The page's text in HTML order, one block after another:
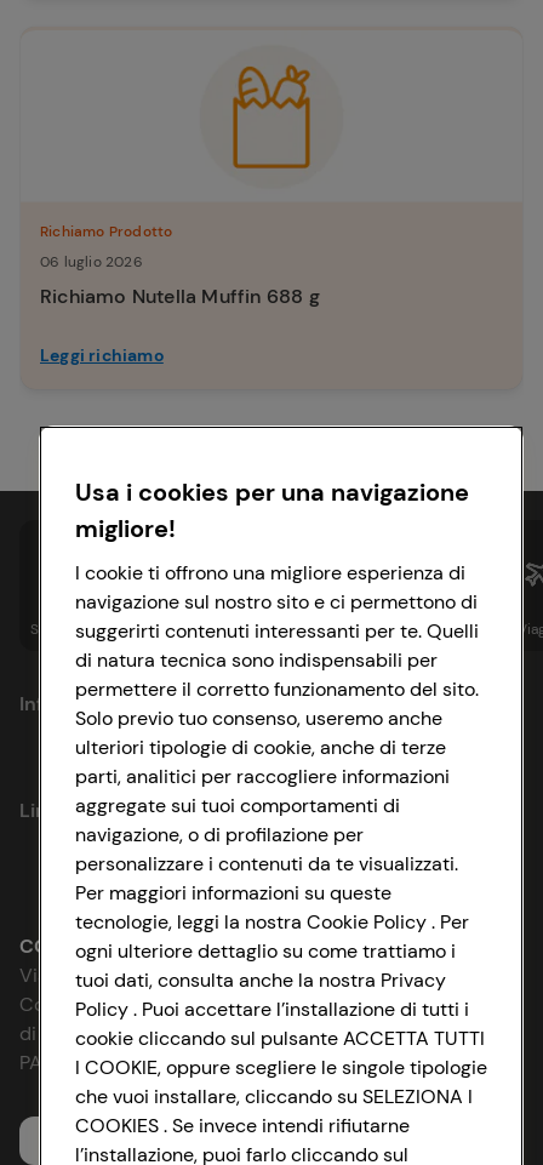
Richiamo Prodotto
06 luglio 2026
Richiamo Nutella Muffin 688 g
Leggi richiamo
Spesa online Assicurazioni Sapori& Istituzionale
Informazioni
Privacy Policy
Cookie Policy
Impostazioni Cookie
Accessibilità
D&I e Parità di Genere
Strategia Fiscale
Link utili
Lavora con noi
Le cooperative
News & Approfondimenti
Richiami prodotto
Whistleblowing
CONAD SOCIETÀ COOPERATIVA
Via Michelino, 59 | 40127 BOLOGNA
Codice Fiscale e Registro Imprese
di Bologna 00865960157
PARTITA IVA 03320960374
Usa i cookies per una navigazione
migliore!
I cookie ti offrono una migliore esperienza di
navigazione sul nostro sito e ci permettono di
suggerirti contenuti interessanti per te. Quelli
di natura tecnica sono indispensabili per
permettere il corretto funzionamento del sito.
Solo previo tuo consenso, useremo anche
ulteriori tipologie di cookie, anche di terze
parti, analitici per raccogliere informazioni
aggregate sui tuoi comportamenti di
navigazione, o di profilazione per
personalizzare i contenuti da te visualizzati.
Per maggiori informazioni su queste
tecnologie, leggi la nostra Cookie Policy . Per
ogni ulteriore dettaglio su come trattiamo i
tuoi dati, consulta anche la nostra Privacy
Policy . Puoi accettare l’installazione di tutti i
cookie cliccando sul pulsante ACCETTA TUTTI
I COOKIE, oppure scegliere le singole tipologie
che vuoi installare, cliccando su SELEZIONA I
COOKIES . Se invece intendi rifiutarne
l’installazione, puoi farlo cliccando sul